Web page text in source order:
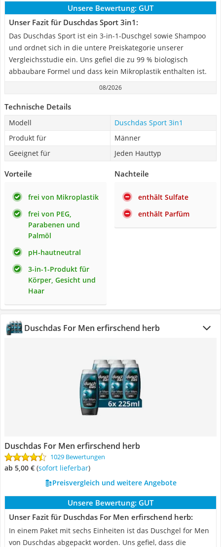
Unsere Bewertung: GUT
Unser Fazit für Duschdas Sport 3in1:
Das Duschdas Sport ist ein 3-in-1-Duschgel sowie Shampoo
und ordnet sich in die untere Preiskategorie unserer
Vergleichsstudie ein. Uns gefiel die zu 99 % biologisch
abbaubare Formel und dass kein Mikroplastik enthalten ist.
08/2026
Technische Details
Modell
Duschdas Sport 3in1
Produkt für
Männer
Geeignet für
Jeden Hauttyp
Vorteile
frei von Mikroplastik
frei von PEG,
Parabenen und
Palmöl
pH-hautneutral
3-in-1-Produkt für
Körper, Gesicht und
Haar
Nachteile
enthält Sulfate
enthält Parfüm
Duschdas For Men erfirschend herb
Duschdas For Men erfirschend herb
1029 Bewertungen
ab 5,00 € ( Sofort lieferbar)
Preisvergleich und weitere Angebote
Unsere Bewertung: GUT
Unser Fazit für Duschdas For Men erfirschend herb:
In einem Paket mit sechs Einheiten ist das Duschgel for Men
von Duschdas abgepackt worden. Uns gefiel, dass die